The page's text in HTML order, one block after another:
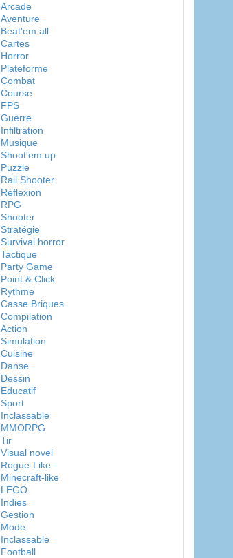
Arcade
Aventure
Beat'em all
Cartes
Horror
Plateforme
Combat
Course
FPS
Guerre
Infiltration
Musique
Shoot'em up
Puzzle
Rail Shooter
Réflexion
RPG
Shooter
Stratégie
Survival horror
Tactique
Party Game
Point & Click
Rythme
Casse Briques
Compilation
Action
Simulation
Cuisine
Danse
Dessin
Educatif
Sport
Inclassable
MMORPG
Tir
Visual novel
Rogue-Like
Minecraft-like
LEGO
Indies
Gestion
Mode
Inclassable
Football